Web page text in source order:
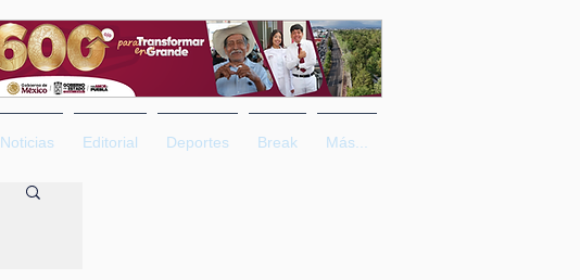
Noticias Editorial Deportes Break Más...